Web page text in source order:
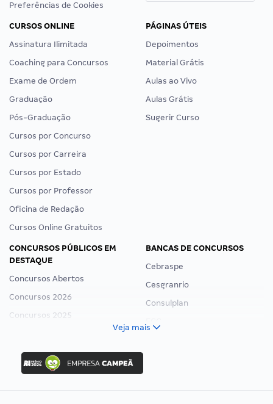
Preferências de Cookies
CURSOS ONLINE
Assinatura Ilimitada
Coaching para Concursos
Exame de Ordem
Graduação
Pós-Graduação
Cursos por Concurso
Cursos por Carreira
Cursos por Estado
Cursos por Professor
Oficina de Redação
Cursos Online Gratuitos
PÁGINAS ÚTEIS
Depoimentos
Material Grátis
Aulas ao Vivo
Aulas Grátis
Sugerir Curso
CONCURSOS PÚBLICOS EM
DESTAQUE
Concursos Abertos
Concursos 2026
Concursos 2025
Concurso Ibama
Concurso MPU
Editais publicados
BANCAS DE CONCURSOS
Cebraspe
Cesgranrio
Consulplan
Veja mais